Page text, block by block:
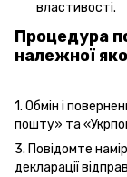
властивості.
Процедура
належної
1. Обмін і
пошту» та
3. Повідомте
декларації